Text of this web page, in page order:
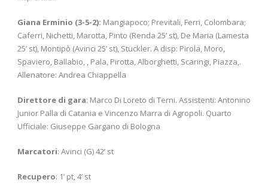
Giana Erminio (3-5-2): Mangiapoco; Previtali, Ferri, Colombara;
Caferri, Nichetti, Marotta, Pinto (Renda 25’ st), De Maria (Lamesta
25’ st), Montipò (Avinci 25’ st), Stückler. A disp: Pirola, Moro,
Spaviero, Ballabio, , Pala, Pirotta, Alborghetti, Scaringi, Piazza,.
Allenatore: Andrea Chiappella
Direttore di gara: Marco Di Loreto di Terni. Assistenti: Antonino
Junior Palla di Catania e Vincenzo Marra di Agropoli. Quarto
Ufficiale: Giuseppe Gargano di Bologna
Marcatori: Avinci (G) 42’ st
Recupero: 1’ pt, 4’ st